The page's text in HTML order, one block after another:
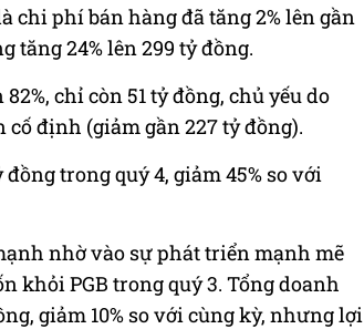
chi phí bán hàng đã tăng 2% lên gần
tăng 24% lên 299 tỷ đồng.
chỉ còn 51 tỷ đồng, chủ yếu do
định (giảm gần 227 tỷ đồng).
trong quý 4, giảm 45% so với
nhờ vào sự phát triển mạnh mẽ
khỏi PGB trong quý 3. Tổng doanh
giảm 10% so với cùng kỳ, nhưng lợi